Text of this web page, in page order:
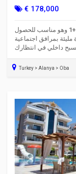
الجنسية التركية
€ 178,000
دوبلكس للبيع في أوبا، ألانيا، بمساحة 165 م² و4+1 وهو مناسب للحصول
مليئة بمرافق اجتماعية
Turkey > Alanya > Oba